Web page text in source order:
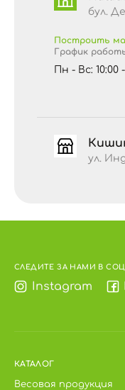
Мужчинам же
100% масло
при
течении 45
бул.
Построить
График
Пн - Вс: 10:00
ул.
СЛЕДИТЕ ЗА НАМИ В
Instagram
КАТАЛОГ
Весовая продукция